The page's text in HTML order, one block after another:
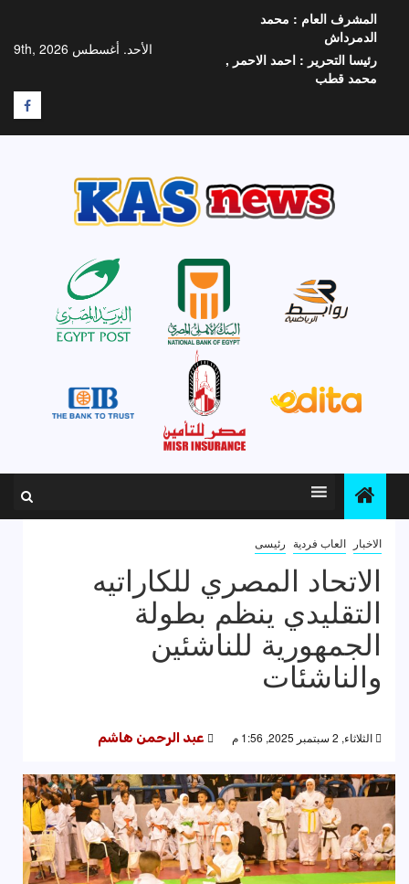
المحتوى
الأحد. أغسطس 9th, 2026
المشرف العام : محمد
الدمرداش
رئيسا التحرير : احمد الاحمر ,
محمد قطب
F
الاخبار العاب فردية رئيسى
الاتحاد المصري للكاراتيه
التقليدي ينظم بطولة
الجمهورية للناشئين
والناشئات
الثلاثاء, 2 سبتمبر 2025, 1:56 م عبد الرحمن هاشم